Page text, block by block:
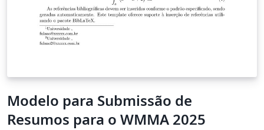
Modelo para Submissão de
Resumos para o WMMA 2025